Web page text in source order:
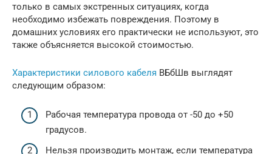
только в самых экстренных ситуациях, когда
необходимо избежать повреждения. Поэтому в
домашних условиях его практически не используют, это
также объясняется высокой стоимостью.
Характеристики силового кабеля ВБбШв выглядят
следующим образом:
Рабочая температура провода от -50 до +50
градусов.
Нельзя производить монтаж, если температура